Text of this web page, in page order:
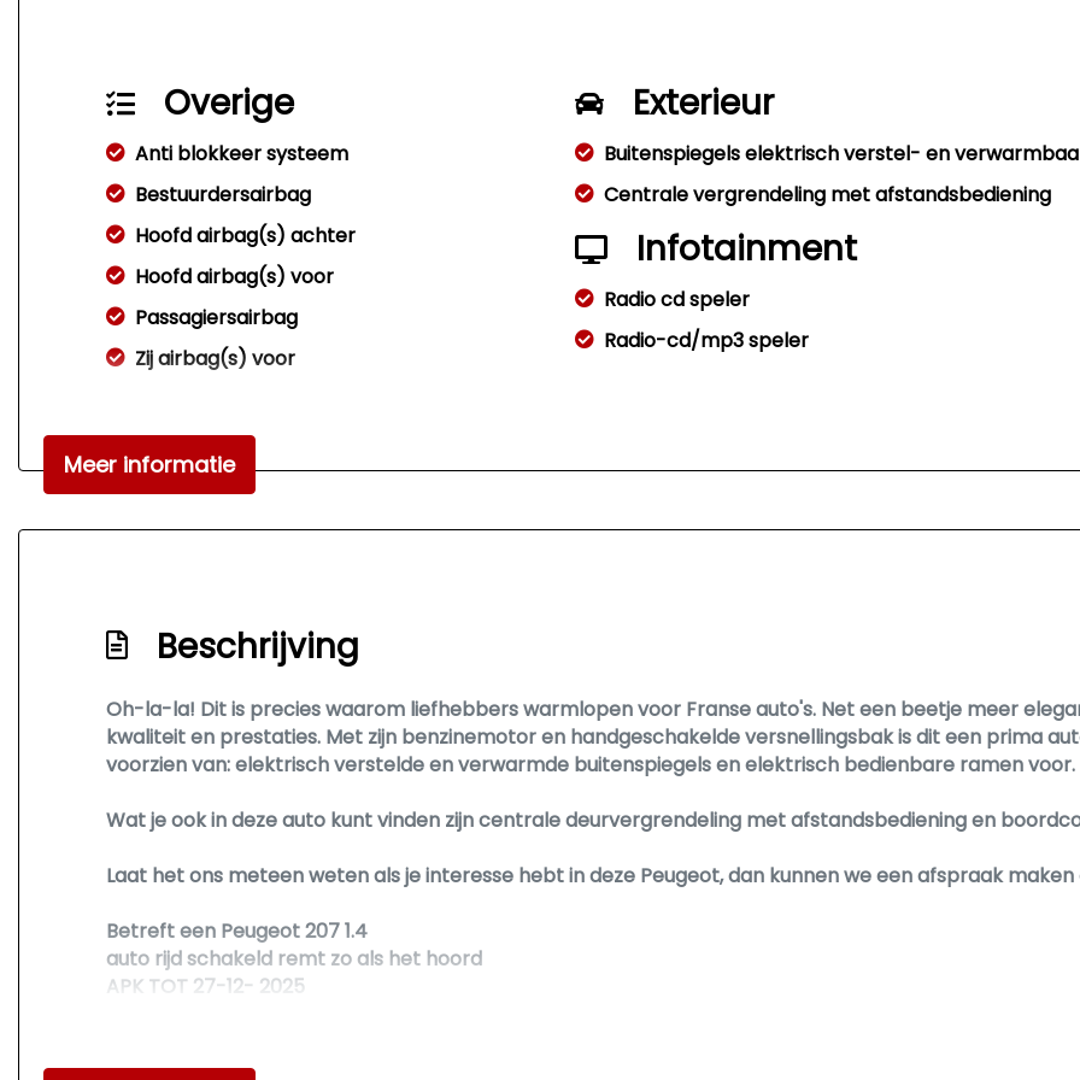
Overige
Anti blokkeer systeem
Bestuurdersairbag
Hoofd airbag(s) achter
Hoofd airbag(s) voor
Passagiersairbag
Zij airbag(s) voor
Exterieur
Buitenspiegels elektrisch verstel- en
Centrale vergrendeling met afstandsbediening
Infotainment
Radio cd speler
Radio-cd/mp3 speler
Meer informatie
Beschrijving
Oh-la-la! Dit is precies waarom liefhebbers warmlopen voor Franse auto's. Net een beetje meer
kwaliteit en prestaties. Met zijn benzinemotor en handgeschakelde versnellingsbak is dit een prima
voorzien van: elektrisch verstelde en verwarmde buitenspiegels en elektrisch bedienbare ramen voor.
Wat je ook in deze auto kunt vinden zijn centrale deurvergrendeling met afstandsbediening en
Laat het ons meteen weten als je interesse hebt in deze Peugeot, dan kunnen we een afspraak
Betreft een Peugeot 207 1.4
auto rijd schakeld remt zo als het hoord
APK TOT 27-12- 2025
• centrale deurvergrendeling met afstand bediening